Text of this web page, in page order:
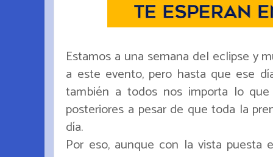
Estamos a una semana del eclipse y
a este evento, pero hasta que ese
también a todos nos importa lo
posteriores a pesar de que toda la
día.
Por eso, aunque con la vista puesta